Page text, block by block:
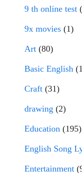
9 th online test
9x movies (1)
Art (80)
Basic English
Craft (31)
drawing (2)
Education (195)
English Song
Entertainment